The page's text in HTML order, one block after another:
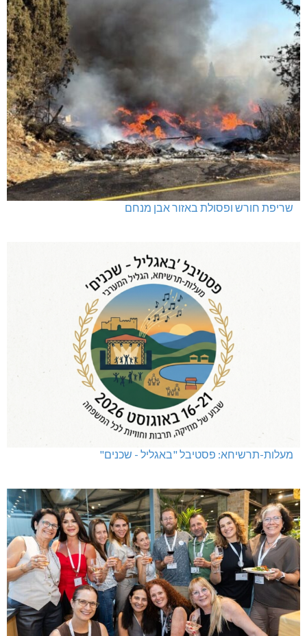
שריפת חורש ופסולת באזור אבן מנחם
מעלות-תרשיחא: פסטיבל "באגליל - שכנים"